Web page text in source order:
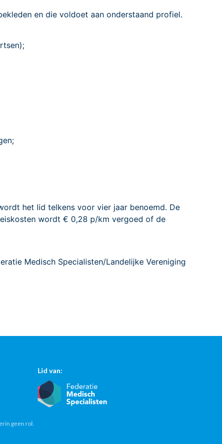
en die voldoet aan onderstaand profiel.
het lid telkens voor vier jaar benoemd. De
wordt € 0,28 p/km vergoed of de
Medisch Specialisten/Landelijke Vereniging
Lid van:
geen rol.